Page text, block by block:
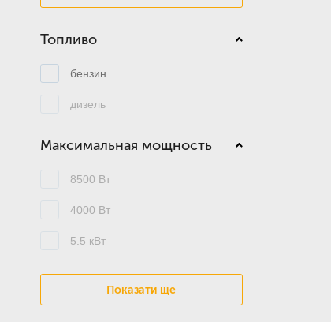
Топливо
бензин
дизель
Максимальная мощность
8500 Вт
4000 Вт
5.5 кВт
Показати ще